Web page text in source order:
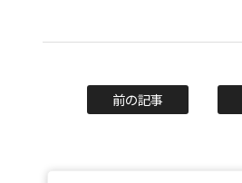
前の記事